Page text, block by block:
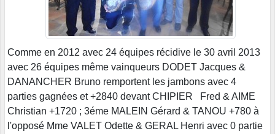
Comme en 2012 avec 24 équipes récidive le 30 avril 2013
avec 26 équipes même vainqueurs DODET Jacques &
DANANCHER Bruno remportent les jambons avec 4
parties gagnées et +2840 devant CHIPIER Fred & AIME
Christian +1720 ; 3éme MALEIN Gérard & TANOU +780 à
l'opposé Mme VALET Odette & GERAL Henri avec 0 partie